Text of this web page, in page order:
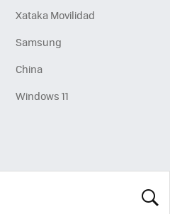
Xataka Movilidad
Samsung
China
Windows 11